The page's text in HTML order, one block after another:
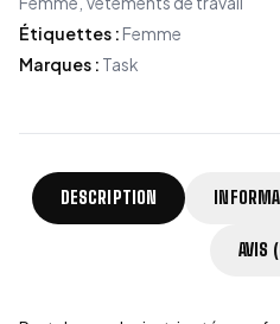
Étiquettes : Femme
Marques : Task
DESCRIPTION
AVIS